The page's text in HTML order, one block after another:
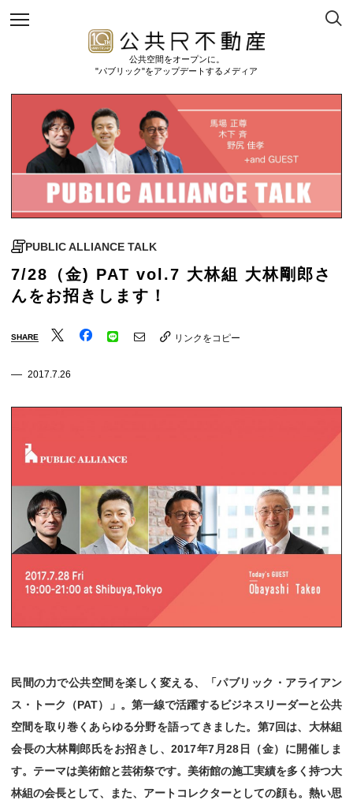
公共空間をオープンに。
"パブリック"をアップデートするメディア
PUBLIC ALLIANCE TALK
7/28（金) PAT vol.7 大林組 大林剛郎さ
んをお招きします！
SHARE リンクをコピー
2017.7.26
民間の力で公共空間を楽しく変える、「パブリック・アライアン
ス・トーク（PAT）」。第一線で活躍するビジネスリーダーと公共
空間を取り巻くあらゆる分野を語ってきました。第7回は、大林組
会長の大林剛郎氏をお招きし、2017年7月28日（金）に開催しま
す。テーマは美術館と芸術祭です。美術館の施工実績を多く持つ大
林組の会長として、また、アートコレクターとしての顔も。熱い思